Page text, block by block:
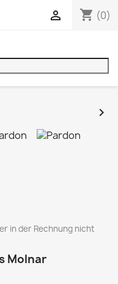
shopping_cart (0)


in der Rechnung nicht
Molnar